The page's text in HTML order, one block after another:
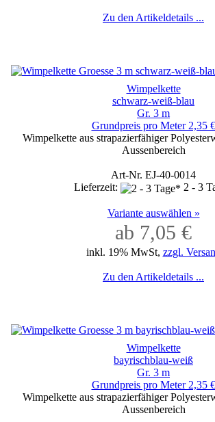
Zu den Artikeldetails ...
Wimpelkette
schwarz-weiß-blau
Gr. 3 m
Grundpreis pro Meter 2,35 €
Wimpelkette aus strapazierfähiger
Aussenbereich
Art-Nr. EJ-40-0014
Lieferzeit:
2 - 3
Variante auswählen »
ab 7,05 €
inkl. 19% MwSt, zzgl.
Zu den Artikeldetails ...
Wimpelkette
bayrischblau-weiß
Gr. 3 m
Grundpreis pro Meter 2,35 €
Wimpelkette aus strapazierfähiger
Aussenbereich